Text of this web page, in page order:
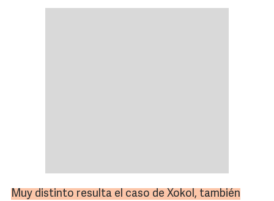
Muy distinto resulta el caso de Xokol, también